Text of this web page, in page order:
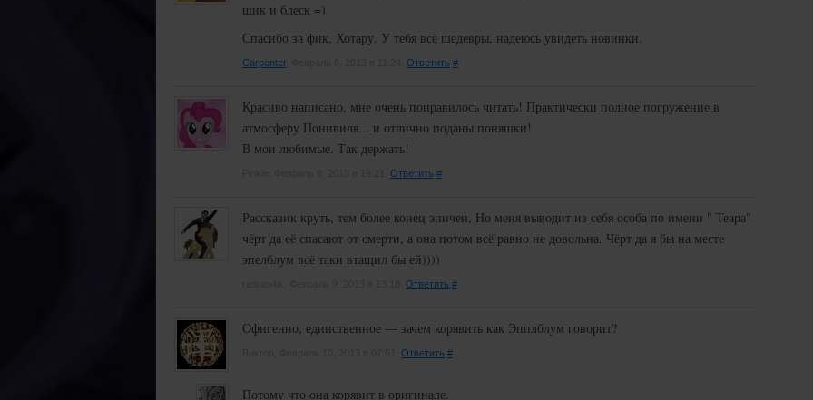
шик и блеск =)
Спасибо за фик, Хотару. У тебя всё шедевры, надеюсь увидеть новинки.
Carpenter, Февраль 8, 2013 в 11:24. Ответить #
Красиво написано, мне очень понравилось читать! Практически полное погружение в
атмосферу Понивиля... и отлично поданы поняшки!
В мои любимые. Так держать!
Ответить #
Рассказик круть, тем более конец эпичен, Но меня выводит из себя особа по имени " Теара"
чёрт да её спасают от смерти, а она потом всё равно не довольна. Чёрт да я бы на месте
эпелблум всё таки втащил бы ей))))
Ответить #
Офигенно, единственное — зачем корявить как Эпплблум говорит?
Ответить #
Потому что она корявит в оригинале.